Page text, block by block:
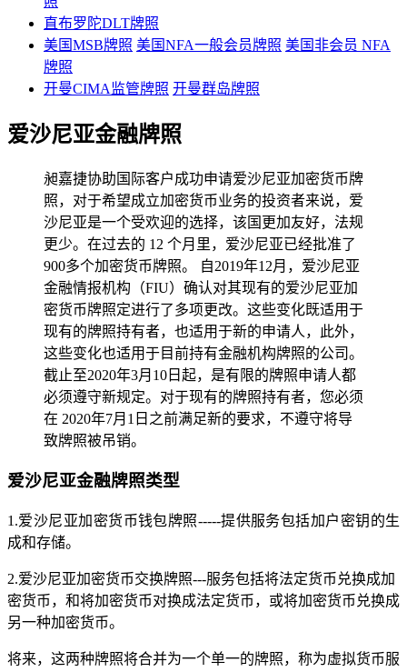
直布罗陀DLT牌照
美国MSB牌照 美国NFA一般会员牌照 美国非会员 NFA
牌照
开曼CIMA监管牌照 开曼群岛牌照
爱沙尼亚金融牌照
昶嘉捷协助国际客户成功申请爱沙尼亚加密货币牌
照，对于希望成立加密货币业务的投资者来说，爱
沙尼亚是一个受欢迎的选择，该国更加友好，法规
更少。在过去的 12 个月里，爱沙尼亚已经批准了
900多个加密货币牌照。 自2019年12月，爱沙尼亚
金融情报机构（FIU）确认对其现有的爱沙尼亚加
密货币牌照定进行了多项更改。这些变化既适用于
现有的牌照持有者，也适用于新的申请人，此外，
这些变化也适用于目前持有金融机构牌照的公司。
截止至2020年3月10日起，是有限的牌照申请人都
必须遵守新规定。对于现有的牌照持有者，您必须
在 2020年7月1日之前满足新的要求，不遵守将导
致牌照被吊销。
爱沙尼亚金融牌照类型
1.爱沙尼亚加密货币钱包牌照-----提供服务包括加户密钥的生
成和存储。
2.爱沙尼亚加密货币交换牌照---服务包括将法定货币兑换成加
密货币，和将加密货币对换成法定货币，或将加密货币兑换成
另一种加密货币。
将来，这两种牌照将合并为一个单一的牌照，称为虚拟货币服